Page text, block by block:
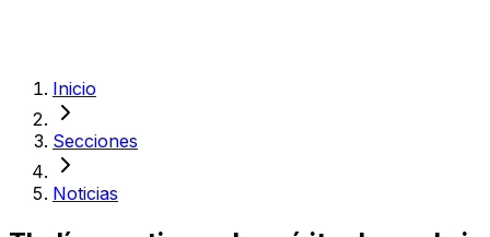
Inicio
Secciones
Noticias